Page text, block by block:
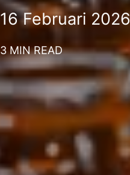
16 Februari 2026
3 MIN READ